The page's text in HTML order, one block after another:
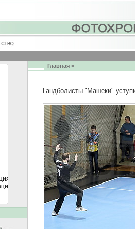
Главная >
Гандболисты "Машеки"